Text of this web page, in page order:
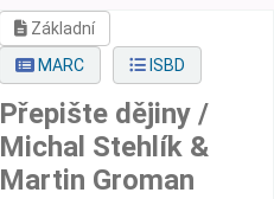
Základní
MARC
ISBD
Přepište dějiny /
Michal Stehlík &
Martin Groman